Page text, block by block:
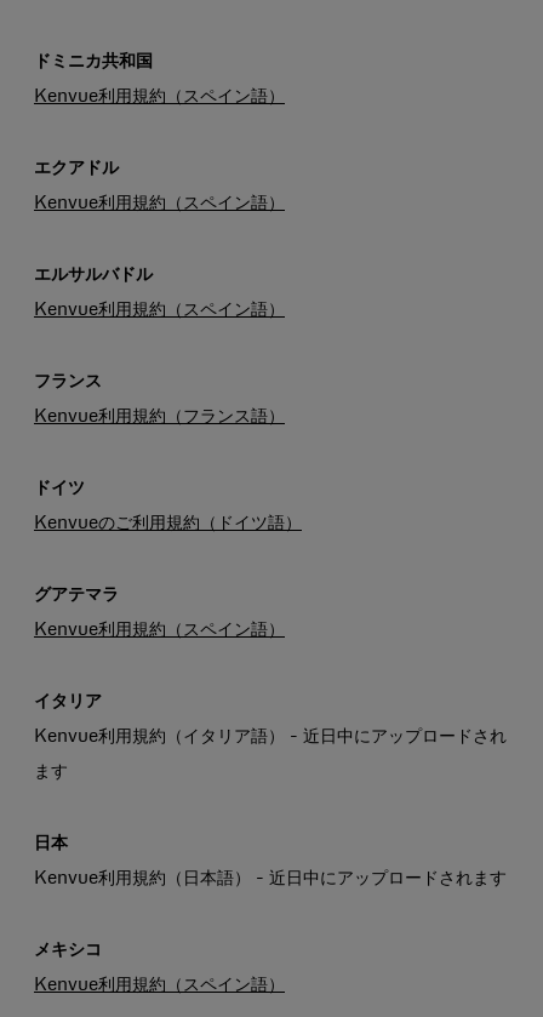
ドミニカ共和国
Kenvue利用規約（スペイン語）
エクアドル
Kenvue利用規約（スペイン語）
エルサルバドル
Kenvue利用規約（スペイン語）
フランス
Kenvue利用規約（フランス語）
ドイツ
Kenvueのご利用規約（ドイツ語）
グアテマラ
Kenvue利用規約（スペイン語）
イタリア
Kenvue利用規約（イタリア語） - 近日中にアップロードされ
ます
日本
Kenvue利用規約（日本語） - 近日中にアップロードされます
メキシコ
Kenvue利用規約（スペイン語）